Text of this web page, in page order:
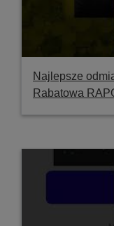
Najlepsze
Rabatowa